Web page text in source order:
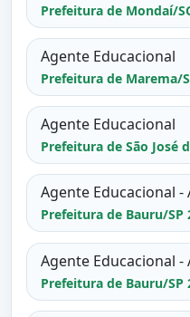
Prefeitura de Mondaí/
Agente Educacional
Prefeitura de Marema/
Agente Educacional
Prefeitura de São José
Agente Educacional -
Prefeitura de Bauru/SP
Agente Educacional -
Prefeitura de Bauru/SP